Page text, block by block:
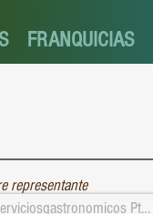
FRANQUICIAS
representante